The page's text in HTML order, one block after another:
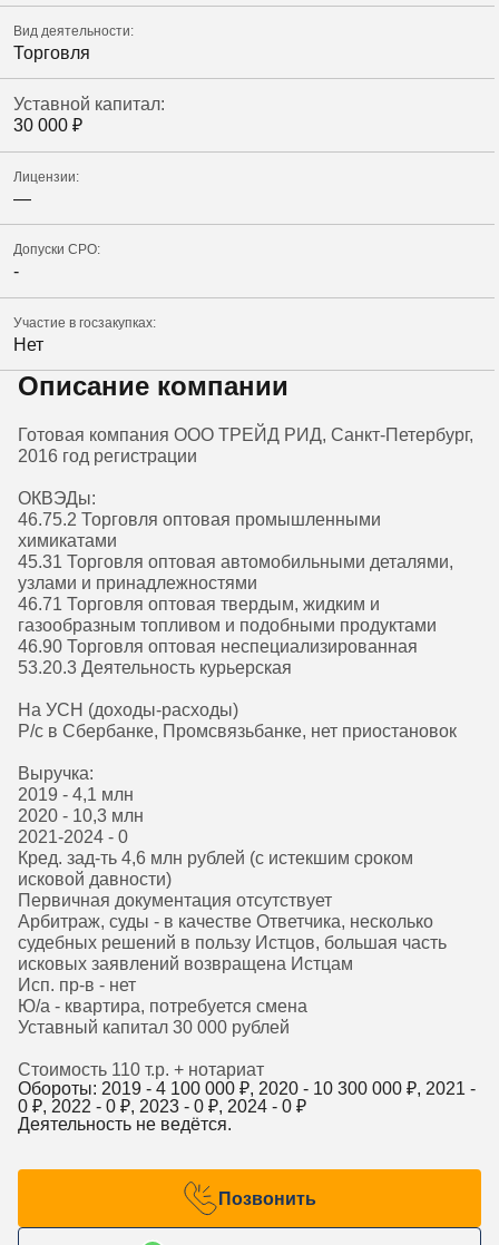
Вид деятельности:
Торговля
Уставной капитал:
30 000 ₽
Лицензии:
—
Допуски СРО:
-
Участие в госзакупках:
Нет
Описание компании
Готовая компания ООО ТРЕЙД РИД, Санкт-Петербург,
2016 год регистрации
ОКВЭДы:
46.75.2 Торговля оптовая промышленными
химикатами
45.31 Торговля оптовая автомобильными деталями,
узлами и принадлежностями
46.71 Торговля оптовая твердым, жидким и
газообразным топливом и подобными продуктами
46.90 Торговля оптовая неспециализированная
53.20.3 Деятельность курьерская
На УСН (доходы-расходы)
Р/с в Сбербанке, Промсвязьбанке, нет приостановок
Выручка:
2019 - 4,1 млн
2020 - 10,3 млн
2021-2024 - 0
Кред. зад-ть 4,6 млн рублей (с истекшим сроком
исковой давности)
Первичная документация отсутствует
Арбитраж, суды - в качестве Ответчика, несколько
судебных решений в пользу Истцов, большая часть
исковых заявлений возвращена Истцам
Исп. пр-в - нет
Ю/а - квартира, потребуется смена
Уставный капитал 30 000 рублей
Стоимость 110 т.р. + нотариат
Обороты: 2019 - 4 100 000 ₽, 2020 - 10 300 000 ₽, 2021 -
0 ₽, 2022 - 0 ₽, 2023 - 0 ₽, 2024 - 0 ₽
Деятельность не ведётся.
Позвонить